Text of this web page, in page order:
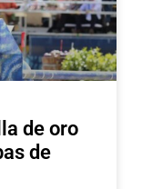
de oro
de